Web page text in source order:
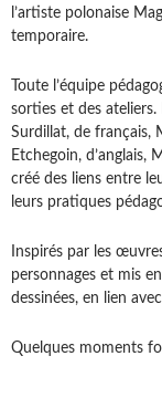
l’artiste polonaise
temporaire.
Toute l’équipe
sorties et des ateliers.
Surdillat, de français,
Etchegoin, d’anglais,
créé des liens entre
leurs pratiques
Inspirés par les
personnages et mis
dessinées, en lien
Quelques moments